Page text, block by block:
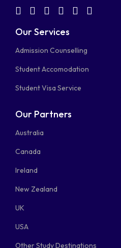
fab
fa-
fab
fa-
fab
fa-
fab
square
fab
plane
Our Services
Admission Counselling
Student Accomodation
Student Visa Service
Our Partners
Australia
Canada
Ireland
New Zealand
UK
USA
Other Study Destinations